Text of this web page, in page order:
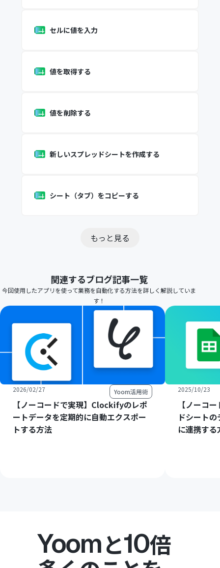
セルに値を入力
値を取得する
値を削除する
新しいスプレッドシートを作成する
シート（タブ）をコピーする
もっと見る
関連するブログ記事一覧
今回使用したアプリを使って業務を自動化する方法を詳しく解説していま
す！
2026/02/27 Yoom活用術
【ノーコードで実現】Clockifyのレポ
ートデータを定期的に自動エクスポー
トする方法
2025/10/23
【ノーコ
ドシート
に連携する
Yoomと10倍